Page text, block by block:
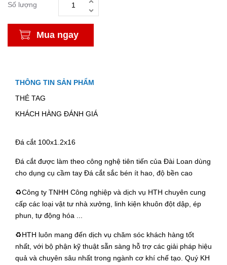
Số lượng
Mua ngay
THÔNG TIN SẢN PHẨM
THẺ TAG
KHÁCH HÀNG ĐÁNH GIÁ
Đá cắt 100x1.2x16
Đá cắt được làm theo công nghệ tiên tiến của Đài Loan dùng
cho dụng cụ cầm tay Đá cắt sắc bén ít hao, độ bền cao
♻️Công ty TNHH Công nghiệp và dịch vụ HTH chuyên cung
cấp các loại vật tư nhà xưởng, linh kiện khuôn đột dập, ép
phun, tự động hóa ...
♻️HTH luôn mang đến dịch vụ chăm sóc khách hàng tốt
nhất, với bộ phận kỹ thuật sẵn sàng hỗ trợ các giải pháp hiệu
quả và chuyên sâu nhất trong ngành cơ khí chế tạo. Quý KH